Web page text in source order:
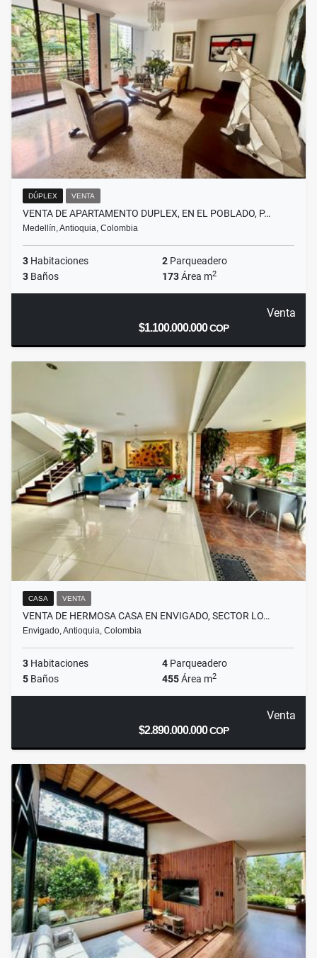
DÚPLEX VENTA
VENTA DE APARTAMENTO DUPLEX, EN EL POBLADO, P…
Medellín, Antioquia, Colombia
3 Habitaciones 2 Parqueadero
3 Baños 173Área m2
Venta
$1.100.000.000COP
CASA VENTA
VENTA DE HERMOSA CASA EN ENVIGADO, SECTOR LO…
Envigado, Antioquia, Colombia
3 Habitaciones 4 Parqueadero
5 Baños 455Área m2
Venta
$2.890.000.000COP